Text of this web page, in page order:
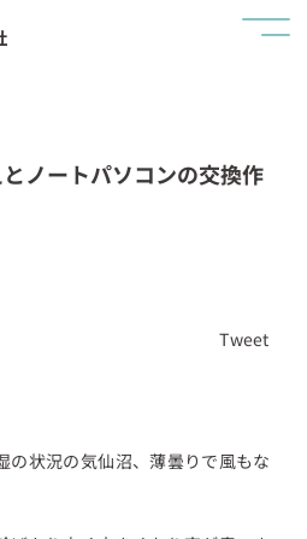
ノートパソコンの交換作
Tweet
の状況の気仙沼、薄曇りで風もな